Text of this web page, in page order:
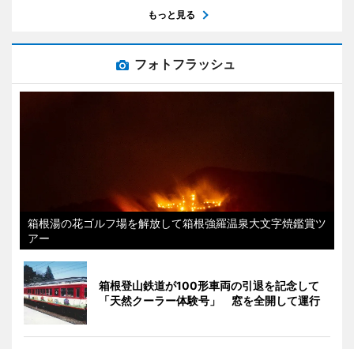
もっと見る
フォトフラッシュ
箱根湯の花ゴルフ場を解放して箱根強羅温泉大文字焼鑑賞ツ
アー
箱根登山鉄道が100形車両の引退を記念して
「天然クーラー体験号」 窓を全開して運行